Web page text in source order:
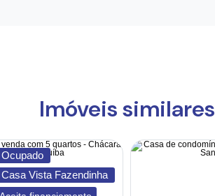
Imóveis similares
Ocupado
Casa Vista Fazendinha